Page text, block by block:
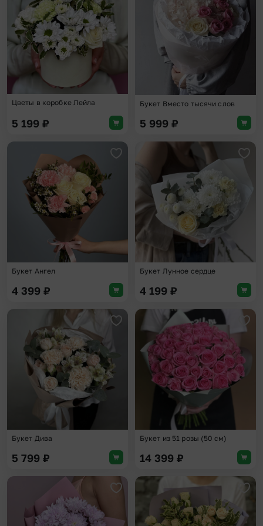
Цветы в коробке Лейла
5 199 ₽
Букет Вместо тысячи слов
5 999 ₽
Добавить в избранное
Букет Ангел
4 399 ₽
Букет Лунное сердце
4 199 ₽
Добавить в избранное
Букет Дива
5 799 ₽
Букет из 51 розы (50 см)
14 399 ₽
Добавить в избранное